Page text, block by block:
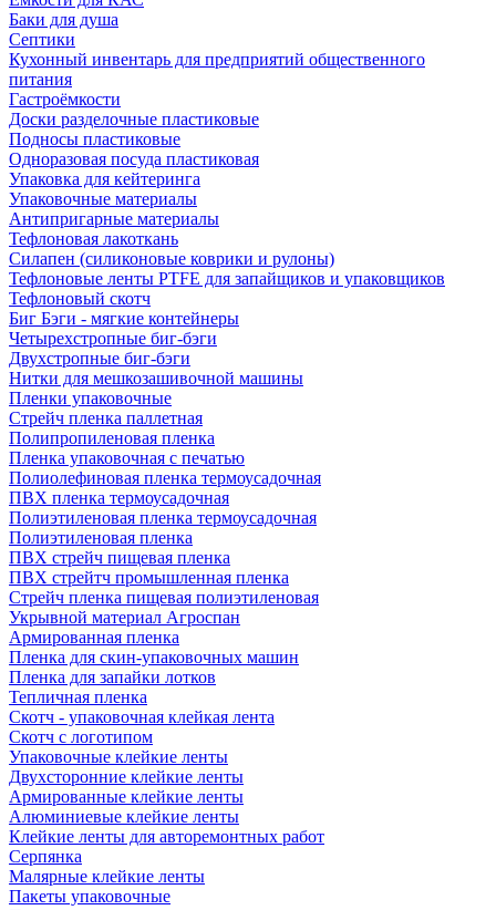
Баки для душа
Септики
Кухонный инвентарь для предприятий общественного
питания
Гастроёмкости
Доски разделочные пластиковые
Подносы пластиковые
Одноразовая посуда пластиковая
Упаковка для кейтеринга
Упаковочные материалы
Антипригарные материалы
Тефлоновая лакоткань
Силапен (силиконовые коврики и рулоны)
Тефлоновые ленты PTFE для запайщиков и упаковщиков
Тефлоновый скотч
Биг Бэги - мягкие контейнеры
Четырехстропные биг-бэги
Двухстропные биг-бэги
Нитки для мешкозашивочной машины
Пленки упаковочные
Стрейч пленка паллетная
Полипропиленовая пленка
Пленка упаковочная с печатью
Полиолефиновая пленка термоусадочная
ПВХ пленка термоусадочная
Полиэтиленовая пленка термоусадочная
Полиэтиленовая пленка
ПВХ стрейч пищевая пленка
ПВХ стрейтч промышленная пленка
Стрейч пленка пищевая полиэтиленовая
Укрывной материал Агроспан
Армированная пленка
Пленка для скин-упаковочных машин
Пленка для запайки лотков
Тепличная пленка
Скотч - упаковочная клейкая лента
Скотч с логотипом
Упаковочные клейкие ленты
Двухсторонние клейкие ленты
Армированные клейкие ленты
Алюминиевые клейкие ленты
Клейкие ленты для авторемонтных работ
Серпянка
Малярные клейкие ленты
Пакеты упаковочные